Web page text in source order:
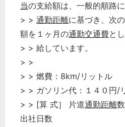
当の支給額は、一般的順路
> > 通勤距離に基づき、次
額を１ヶ月の通勤交通費と
> > 給しています。
> >
> > 燃費：8km/リットル
> > ガソリン代：１４０円/
> > [算 式］ 片道通勤距離
出社日数